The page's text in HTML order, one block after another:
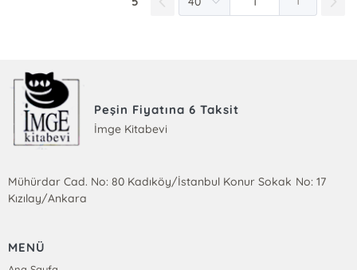
Peşin Fiyatına 6 Taksit
İmge Kitabevi
Mühürdar Cad. No: 80 Kadıköy/İstanbul Konur Sokak No: 17
Kızılay/Ankara
MENÜ